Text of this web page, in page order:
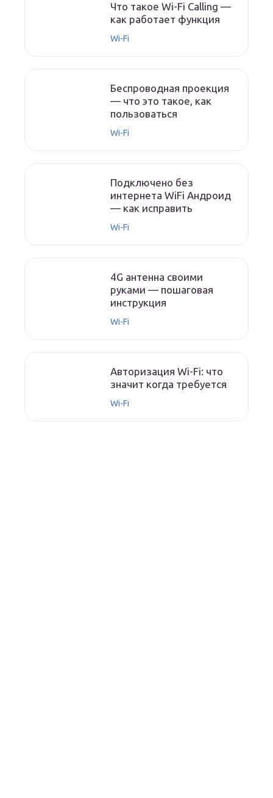
Что такое Wi-Fi Calling —
как работает функция
Wi-Fi
Беспроводная проекция
— что это такое, как
пользоваться
Wi-Fi
Подключено без
интернета WiFi Андроид
— как исправить
Wi-Fi
4G антенна своими
руками — пошаговая
инструкция
Wi-Fi
Авторизация Wi-Fi: что
значит когда требуется
Wi-Fi